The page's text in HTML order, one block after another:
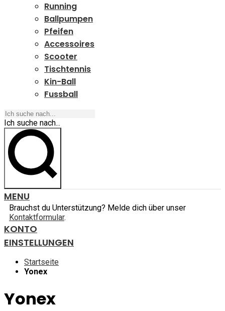
Running
Ballpumpen
Pfeifen
Accessoires
Scooter
Tischtennis
Kin-Ball
Fussball
Ich suche nach...
MENU
Brauchst du Unterstützung? Melde dich über unser
Kontaktformular.
KONTO
EINSTELLUNGEN
Startseite
Yonex
Yonex